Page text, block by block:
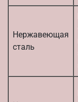
Нержавеющая
сталь